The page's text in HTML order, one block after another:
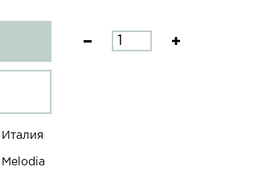
Италия
Melodia